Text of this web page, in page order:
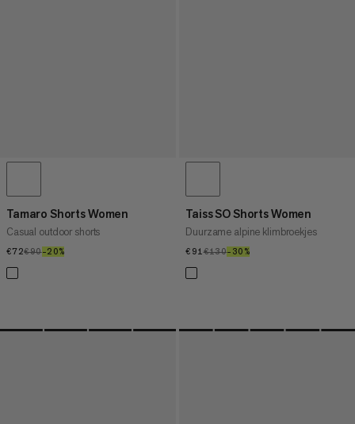
Tamaro Shorts Women
Casual outdoor shorts
€72€72
€90€90
–20%
Taiss SO Shorts Women
Duurzame alpine klimbroekjes
€91€91
€130€130
–30%